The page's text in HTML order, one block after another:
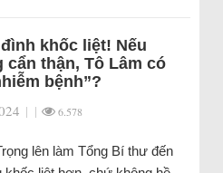
khốc liệt! Nếu
cẩn thận, Tô Lâm có
bệnh”?
| | 6.578
lên làm Tổng Bí thư đến